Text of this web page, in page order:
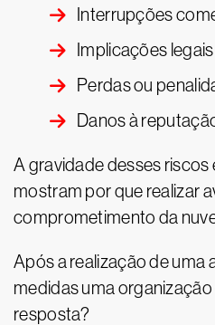
Interrupções
Implicações legais
Perdas ou
Danos à
A gravidade desses
mostram por que realizar
comprometimento da
Após a realização de uma
medidas uma
resposta?